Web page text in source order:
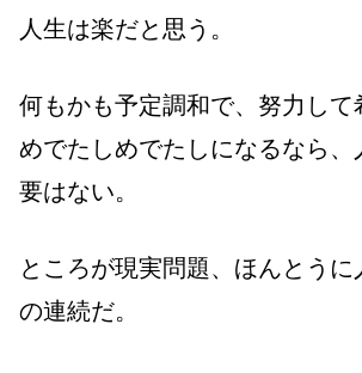
人生は楽だと思う。
何もかも予定調和で、努力して
めでたしめでたしになるなら、
要はない。
ところが現実問題、ほんとう
の連続だ。